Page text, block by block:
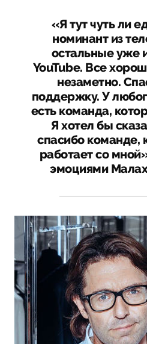
«Я тут чуть ли
номинант из
остальные уже
YouTube. Все
незаметно.
поддержку. У
есть команда,
Я хотел бы
спасибо команде,
работает со
эмоциями